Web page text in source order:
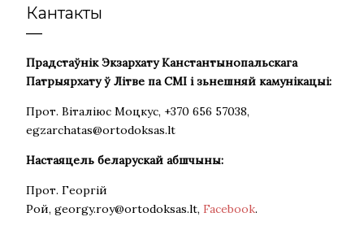
Кантакты
Прадстаўнік Экзархату Канстантынопальскага
Патрыярхату ў Літве пa СМІ і зьнешняй камунікацыі:
Прот. Віталіюс Моцкус, +370 656 57038,
egzarchatas@ortodoksas.lt
Настаяцель беларускай абшчыны:
Прот. Георгій
Рой, georgy.roy@ortodoksas.lt, Facebook.